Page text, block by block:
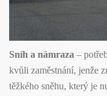
Sníh a námraza –
kvůli zaměstnání, jenže
těžkého sněhu, který je